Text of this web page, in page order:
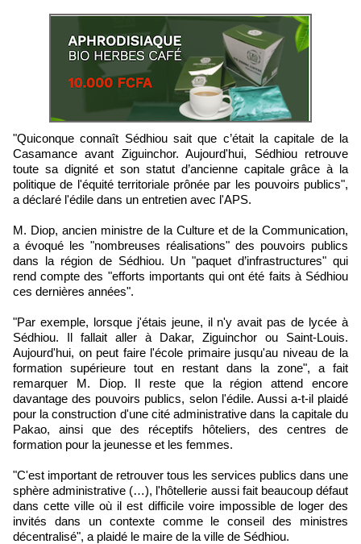
"Quiconque connaît Sédhiou sait que c’était la capitale de la
Casamance avant Ziguinchor. Aujourd'hui, Sédhiou retrouve
toute sa dignité et son statut d’ancienne capitale grâce à la
politique de l'équité territoriale prônée par les pouvoirs publics",
a déclaré l'édile dans un entretien avec l'APS.
M. Diop, ancien ministre de la Culture et de la Communication,
a évoqué les "nombreuses réalisations" des pouvoirs publics
dans la région de Sédhiou. Un "paquet d’infrastructures" qui
rend compte des "efforts importants qui ont été faits à Sédhiou
ces dernières années".
"Par exemple, lorsque j'étais jeune, il n'y avait pas de lycée à
Sédhiou. Il fallait aller à Dakar, Ziguinchor ou Saint-Louis.
Aujourd'hui, on peut faire l'école primaire jusqu'au niveau de la
formation supérieure tout en restant dans la zone", a fait
remarquer M. Diop. Il reste que la région attend encore
davantage des pouvoirs publics, selon l'édile. Aussi a-t-il plaidé
pour la construction d'une cité administrative dans la capitale du
Pakao, ainsi que des réceptifs hôteliers, des centres de
formation pour la jeunesse et les femmes.
"C'est important de retrouver tous les services publics dans une
sphère administrative (…), l'hôtellerie aussi fait beaucoup défaut
dans cette ville où il est difficile voire impossible de loger des
invités dans un contexte comme le conseil des ministres
décentralisé", a plaidé le maire de la ville de Sédhiou.